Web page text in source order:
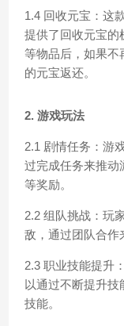
1.4 回收元宝：这
提供了回收元宝的
等物品后，如果不
的元宝返还。
2. 游戏玩法
2.1 剧情任务：游
过完成任务来推动
等奖励。
2.2 组队挑战：玩
敌，通过团队合作
2.3 职业技能提升
以通过不断提升
技能。